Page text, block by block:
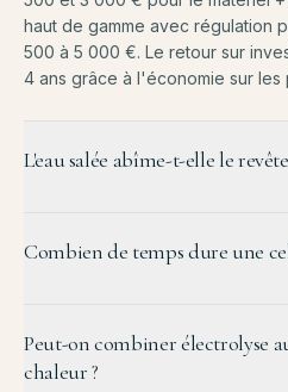
haut de gamme avec régulation
500 à 5 000 €. Le retour sur
4 ans grâce à l'économie sur les
L'eau salée abîme-t-elle le
Combien de temps dure une
Peut-on combiner électrolyse
chaleur ?